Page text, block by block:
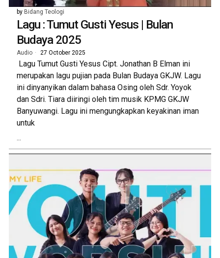
by Bidang Teologi
Lagu : Tumut Gusti Yesus | Bulan
Budaya 2025
Audio 27 October 2025
Lagu Tumut Gusti Yesus Cipt. Jonathan B Elman ini
merupakan lagu pujian pada Bulan Budaya GKJW. Lagu
ini dinyanyikan dalam bahasa Osing oleh Sdr. Yoyok
dan Sdri. Tiara diiringi oleh tim musik KPMG GKJW
Banyuwangi. Lagu ini mengungkapkan keyakinan iman
untuk
...